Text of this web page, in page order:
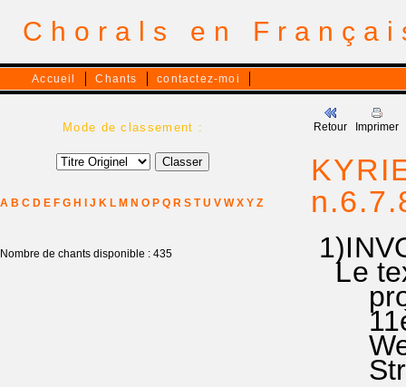
Chorals en
Accueil Chants contactez-moi
Mode de classement :
A B C D E F G H J K L M N O P Q R S T U V W X Y Z
Nombre de chants disponible : 435
Retour Imprimer
Le
11è-